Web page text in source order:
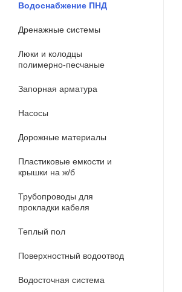
Водоснабжение ПНД
Дренажные системы
Люки и колодцы
полимерно-песчаные
Запорная арматура
Насосы
Дорожные материалы
Пластиковые емкости и
крышки на ж/б
Трубопроводы для
прокладки кабеля
Теплый пол
Поверхностный водоотвод
Водосточная система